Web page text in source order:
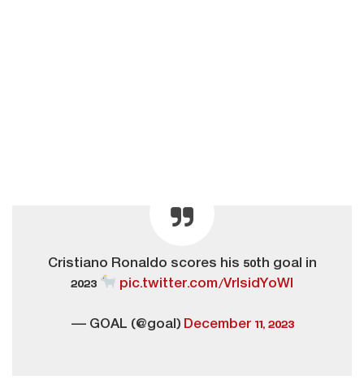
Cristiano Ronaldo scores his 50th goal in
2023
pic.twitter.com/VrlsidYoWl
— GOAL (@goal) December 11, 2023